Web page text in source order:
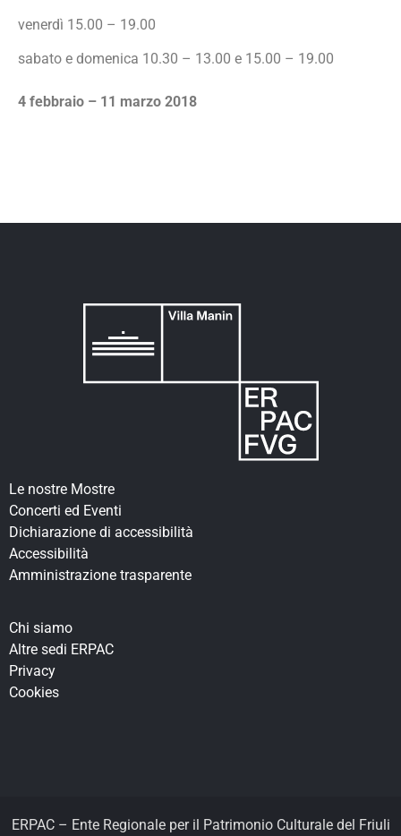
venerdì 15.00 – 19.00
sabato e domenica 10.30 – 13.00 e 15.00 – 19.00
4 febbraio – 11 marzo 2018
Le nostre Mostre
Concerti ed Eventi
Dichiarazione di accessibilità
Accessibilità
Amministrazione trasparente
Chi siamo
Altre sedi ERPAC
Privacy
Cookies
ERPAC – Ente Regionale per il Patrimonio Culturale del Friuli